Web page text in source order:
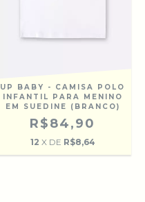
UP BABY - CAMISA POLO
INFANTIL PARA MENINO
EM SUEDINE (BRANCO)
R$84,90
12 X DE R$8,64